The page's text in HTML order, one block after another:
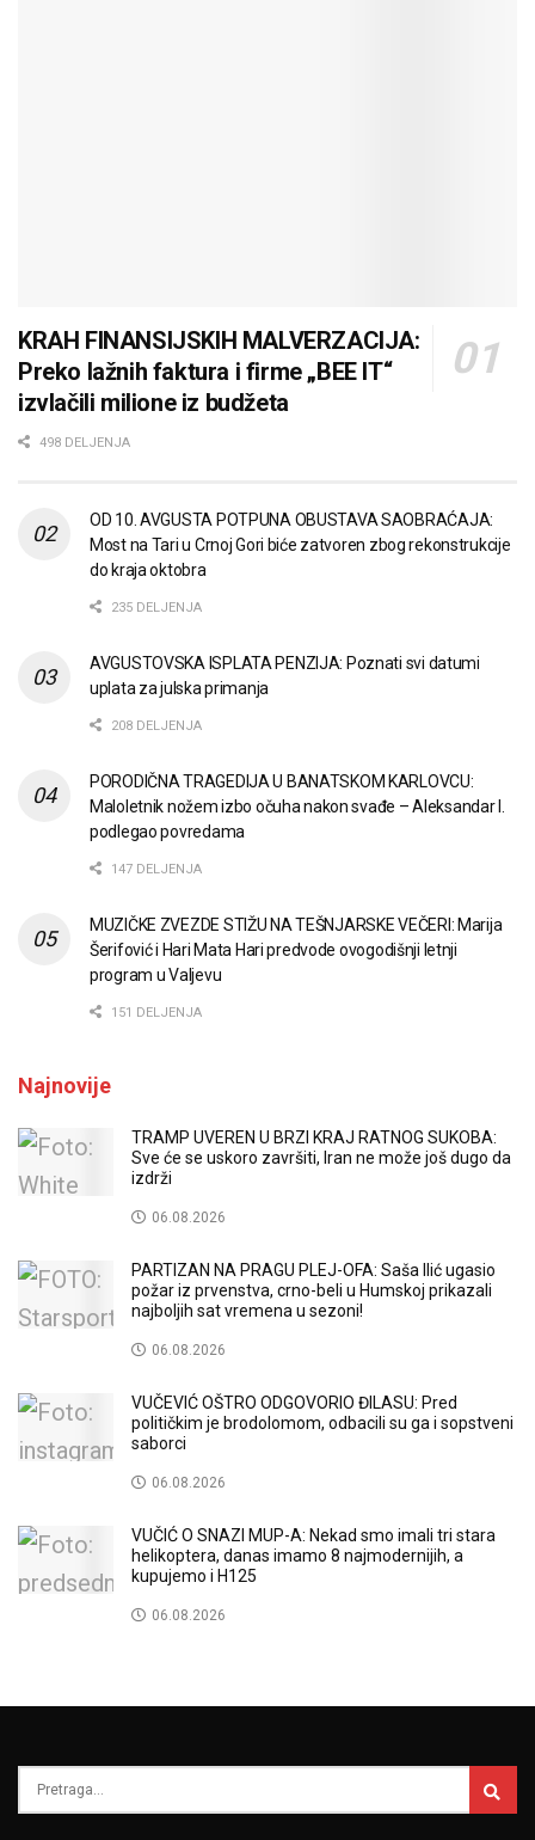
KRAH FINANSIJSKIH MALVERZACIJA:
Preko lažnih faktura i firme „BEE IT“
izvlačili milione iz budžeta
498 DELJENJA
OD 10. AVGUSTA POTPUNA OBUSTAVA SAOBRAĆAJA:
Most na Tari u Crnoj Gori biće zatvoren zbog rekonstrukcije
do kraja oktobra
235 DELJENJA
AVGUSTOVSKA ISPLATA PENZIJA: Poznati svi datumi
uplata za julska primanja
208 DELJENJA
PORODIČNA TRAGEDIJA U BANATSKOM KARLOVCU:
Maloletnik nožem izbo očuha nakon svađe – Aleksandar I.
podlegao povredama
147 DELJENJA
MUZIČKE ZVEZDE STIŽU NA TEŠNJARSKE VEČERI: Marija
Šerifović i Hari Mata Hari predvode ovogodišnji letnji
program u Valjevu
151 DELJENJA
Najnovije
TRAMP UVEREN U BRZI KRAJ RATNOG SUKOBA:
Sve će se uskoro završiti, Iran ne može još dugo da
izdrži
06.08.2026
PARTIZAN NA PRAGU PLEJ-OFA: Saša Ilić ugasio
požar iz prvenstva, crno-beli u Humskoj prikazali
najboljih sat vremena u sezoni!
06.08.2026
VUČEVIĆ OŠTRO ODGOVORIO ĐILASU: Pred
političkim je brodolomom, odbacili su ga i sopstveni
saborci
06.08.2026
VUČIĆ O SNAZI MUP-A: Nekad smo imali tri stara
helikoptera, danas imamo 8 najmodernijih, a
kupujemo i H125
06.08.2026